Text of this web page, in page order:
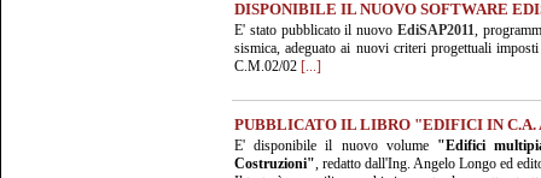
DISPONIBILE IL NUOVO SOFTWARE
E' stato pubblicato il nuovo EdiSAP2011,
sismica, adeguato ai nuovi criteri progettuali
C.M.02/02 [...]
PUBBLICATO IL LIBRO "EDIFICI IN
E' disponibile il nuovo volume "Edifici
Costruzioni", redatto dall'Ing. Angelo Longo ed